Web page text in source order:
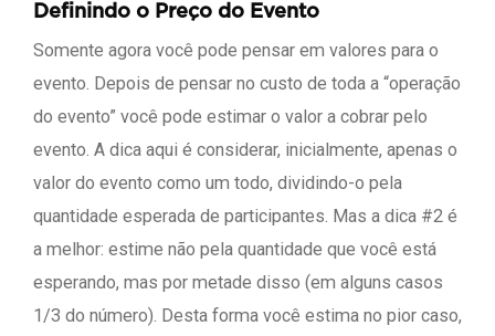
Definindo o Preço do Evento
Somente agora você pode pensar em valores para o
evento. Depois de pensar no custo de toda a “operação
do evento” você pode estimar o valor a cobrar pelo
evento. A dica aqui é considerar, inicialmente, apenas o
valor do evento como um todo, dividindo-o pela
quantidade esperada de participantes. Mas a dica #2 é
a melhor: estime não pela quantidade que você está
esperando, mas por metade disso (em alguns casos
1/3 do número). Desta forma você estima no pior caso,